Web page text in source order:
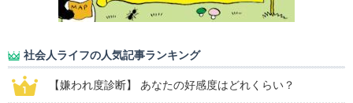
社会人ライフの人気記事ランキング
【嫌われ度診断】 あなたの好感度はどれくらい？